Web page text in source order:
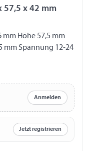
57,5 x 42 mm
mm Höhe 57,5 mm
mm Spannung 12-24
Anmelden
Jetzt registrieren